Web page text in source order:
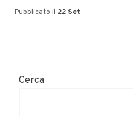
Pubblicato il 22 Set
Cerca